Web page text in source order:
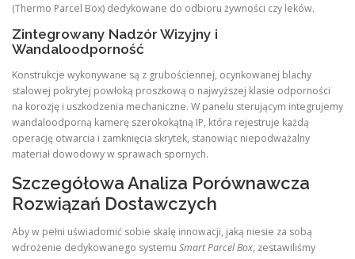
(Thermo Parcel Box) dedykowane do odbioru żywności czy leków.
Zintegrowany Nadzór Wizyjny i
Wandaloodporność
Konstrukcje wykonywane są z grubościennej, ocynkowanej blachy
stalowej pokrytej powłoką proszkową o najwyższej klasie odporności
na korozję i uszkodzenia mechaniczne. W panelu sterującym integrujemy
wandaloodporną kamerę szerokokątną IP, która rejestruje każdą
operację otwarcia i zamknięcia skrytek, stanowiąc niepodważalny
materiał dowodowy w sprawach spornych.
Szczegółowa Analiza Porównawcza
Rozwiązań Dostawczych
Aby w pełni uświadomić sobie skalę innowacji, jaką niesie za sobą
wdrożenie dedykowanego systemu Smart Parcel Box, zestawiliśmy